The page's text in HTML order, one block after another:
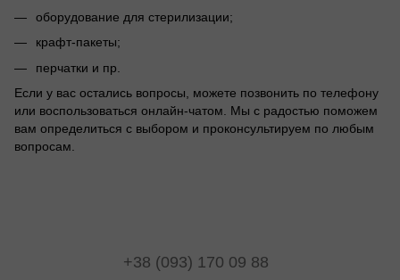
оборудование для стерилизации;
крафт-пакеты;
перчатки и пр.
Если у вас остались вопросы, можете позвонить по телефону
или воспользоваться онлайн-чатом. Мы с радостью поможем
вам определиться с выбором и проконсультируем по любым
вопросам.
+38 (093) 170 09 88